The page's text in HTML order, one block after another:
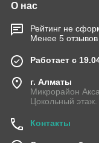
О нас
Рейтинг не
Менее 5
Работает с
г. Алматы
Микрорайон
Цокольный
Контакты